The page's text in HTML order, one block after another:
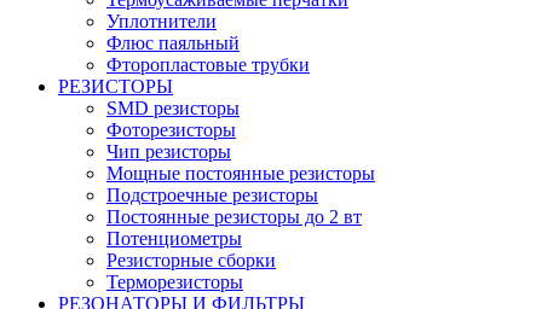
Уплотнители
Флюс паяльный
Фторопластовые трубки
РЕЗИСТОРЫ
SMD резисторы
Фоторезисторы
Чип резисторы
Мощные постоянные резисторы
Подстроечные резисторы
Постоянные резисторы до 2 вт
Потенциометры
Резисторные сборки
Терморезисторы
РЕЗОНАТОРЫ И ФИЛЬТРЫ